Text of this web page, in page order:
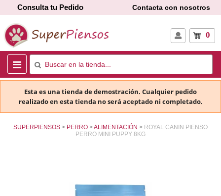
Consulta tu Pedido Contacta con nosotros
0
Esta es una tienda de demostración. Cualquier pedido
realizado en esta tienda no será aceptado ni completado.
SUPERPIENSOS PERRO ALIMENTACIÓN
ROYAL CANIN PIENSO
PERRO MINI PUPPY 8KG